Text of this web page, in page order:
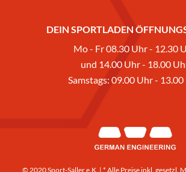
DEIN SPORTLADEN
Mo - Fr 08.30 Uhr - 12.30
und 14.00 Uhr - 18.00
Samstags: 09.00 Uhr -
© 2020 Sport-Saller e.K. | * Alle Preise inkl. gesetzl.